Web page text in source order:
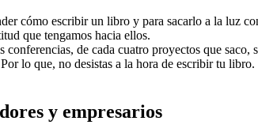
cómo escribir un libro y para sacarlo a la luz
que tengamos hacia ellos.
de cada cuatro proyectos que
lo que, no desistas a la hora de escribir tu
y empresarios